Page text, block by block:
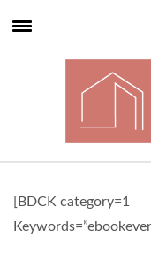
[BDCK category=1